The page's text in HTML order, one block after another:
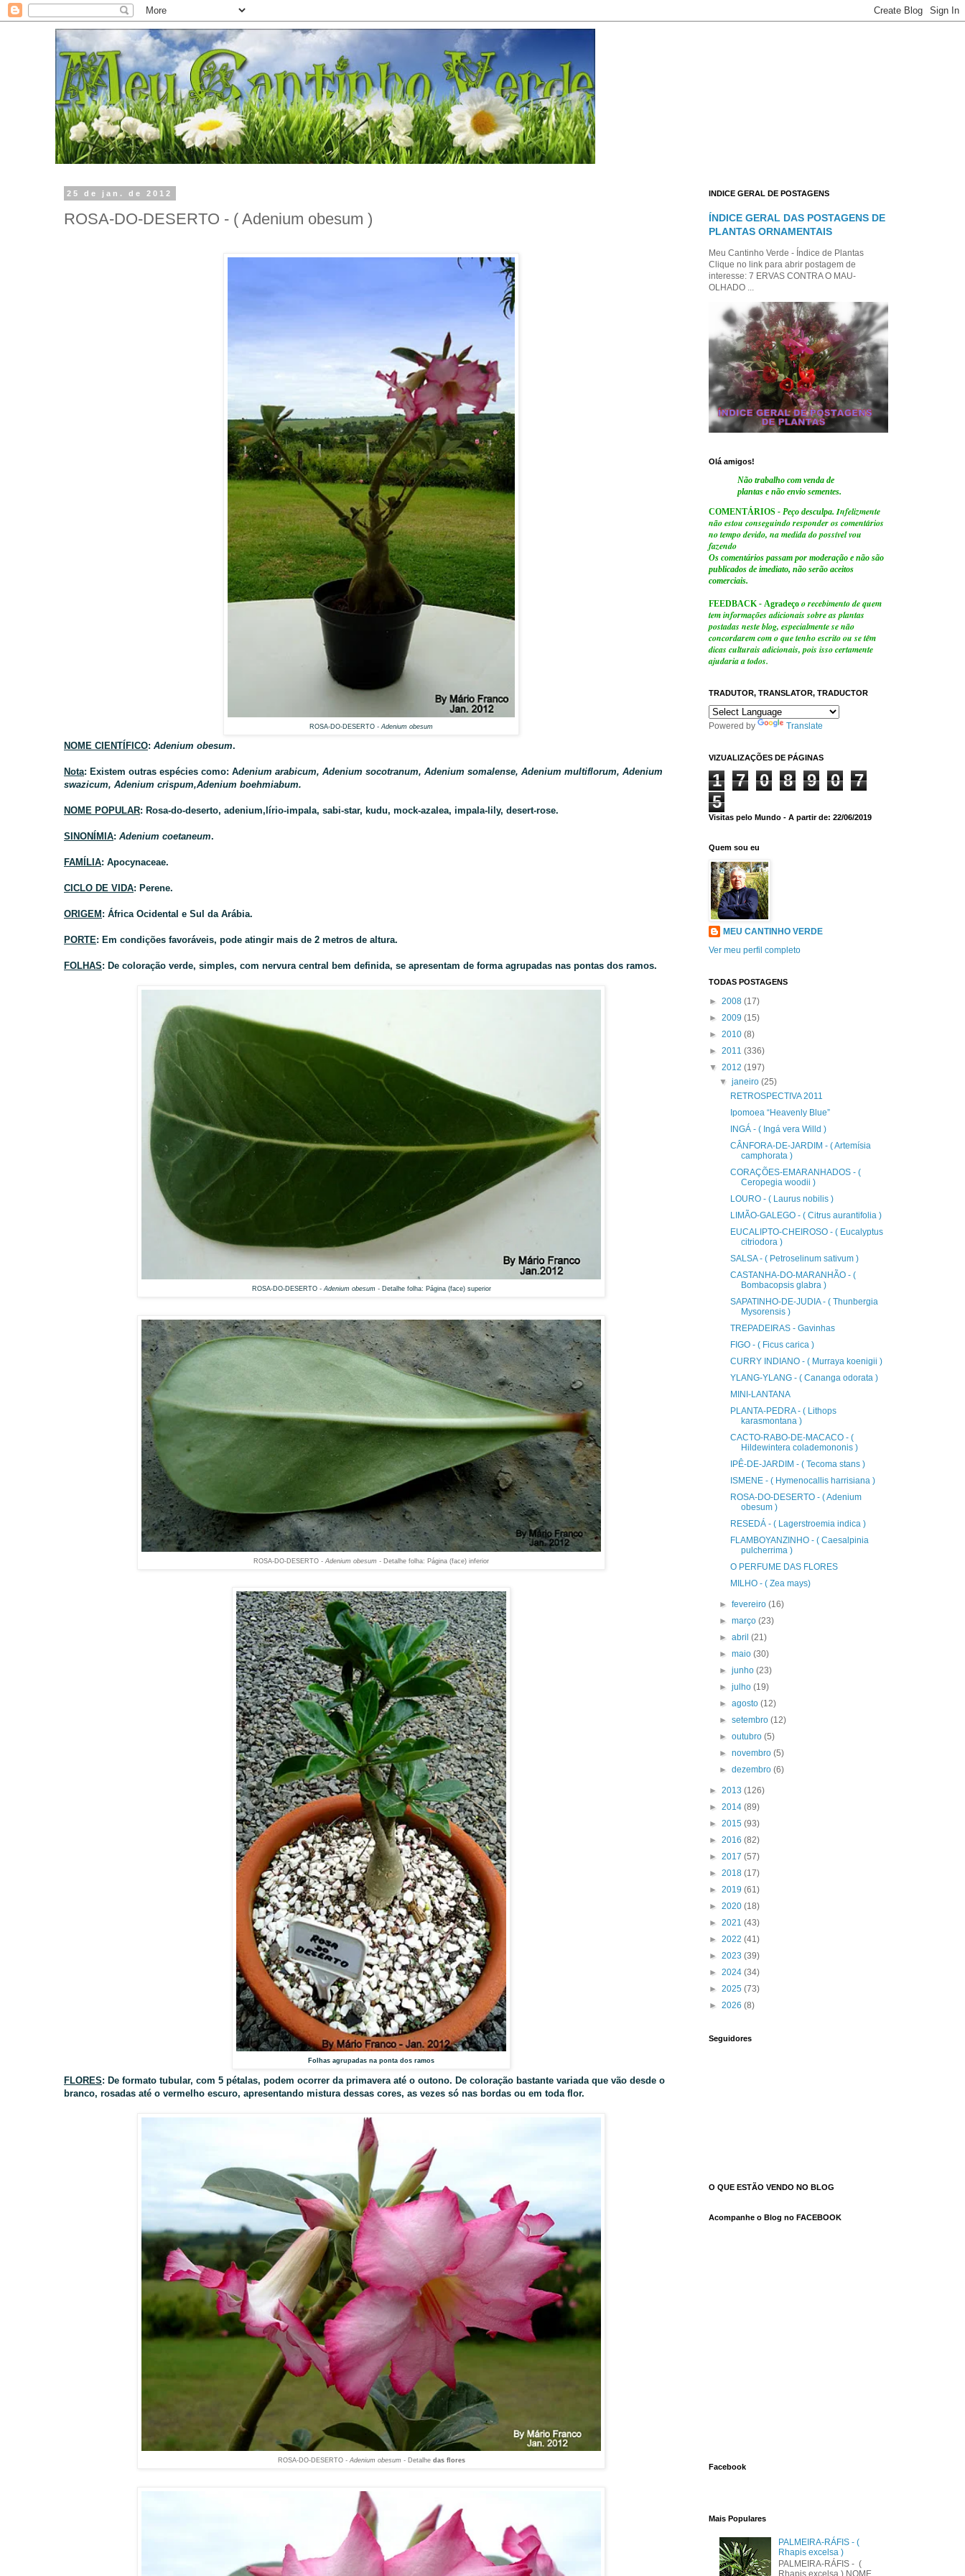
25 de jan. de 2012
ROSA-DO-DESERTO - ( Adenium obesum )
ROSA-DO-DESERTO - Adenium obesum
NOME CIENTÍFICO: Adenium obesum.
Nota: Existem outras espécies como: Adenium arabicum, Adenium socotranum, Adenium somalense, Adenium multiflorum, Adenium
swazicum, Adenium crispum,Adenium boehmiabum.
NOME POPULAR: Rosa-do-deserto, adenium,lírio-impala, sabi-star, kudu, mock-azalea, impala-lily, desert-rose.
SINONÍMIA: Adenium coetaneum.
FAMÍLIA: Apocynaceae.
CICLO DE VIDA: Perene.
ORIGEM : África Ocidental e Sul da Arábia.
PORTE: Em condições favoráveis, pode atingir mais de 2 metros de altura.
FOLHAS: De coloração verde, simples, com nervura central bem definida, se apresentam de forma agrupadas nas pontas dos ramos.
ROSA-DO-DESERTO- Adenium obesum - Detalhe folha: Página (face) superior
ROSA-DO-DESERTO - Adenium obesum - Detalhe folha: Página (face) inferior
Folhas agrupadas na ponta dos ramos
FLORES: De formato tubular, com 5 pétalas, podem ocorrer da primavera até o outono. De coloração bastante variada que vão desde o
branco, rosadas até o vermelho escuro, apresentando mistura dessas cores, as vezes só nas bordas ou em toda flor.
ROSA-DO-DESERTO- Adenium obesum - Detalhe das flores
INDICE GERAL DE POSTAGENS
ÍNDICE GERAL DAS POSTAGENS DE
PLANTAS ORNAMENTAIS
Meu Cantinho Verde - Índice de Plantas
Clique no link para abrir postagem de
interesse: 7 ERVAS CONTRA O MAU-
OLHADO ...
Olá amigos!
Não trabalho com venda de
plantas e não envio sementes.
COMENTÁRIOS - Peço desculpa.Infelizmente
não estou conseguindo responder os comentários
no tempo devido, na medida do possível vou
fazendo
Os comentários passam por moderação e não são
publicados de imediato, não serão aceitos
comerciais.
FEEDBACK- Agradeço o recebimento de quem
tem informações adicionais sobre as plantas
postadas neste blog, especialmente se não
concordarem com o que tenho escrito ou se têm
dicas culturais adicionais, pois isso certamente
ajudaria a todos.
TRADUTOR, TRANSLATOR, TRADUCTOR
Powered by Translate
VIZUALIZAÇÕES DE PÁGINAS
1 7 0 8 9 0
7
5
Visitas pelo Mundo - A partir de: 22/06/2019
Quem sou eu
MEU CANTINHO VERDE
Ver meu perfil completo
TODAS POSTAGENS
► 2008 (17)
► 2009 (15)
► 2010 (8)
► 2011 (336)
▼ 2012 (197)
▼janeiro(25)
RETROSPECTIVA 2011
Ipomoea “Heavenly Blue”
INGÁ - ( Ingá vera Willd )
CÂNFORA-DE-JARDIM - ( Artemísia
camphorata )
CORAÇÕES-EMARANHADOS - (
Ceropegia woodii )
LOURO - ( Laurus nobilis )
LIMÃO-GALEGO - ( Citrus aurantifolia )
EUCALIPTO-CHEIROSO - ( Eucalyptus
citriodora )
SALSA - ( Petroselinum sativum )
CASTANHA-DO-MARANHÃO - (
Bombacopsis glabra )
SAPATINHO-DE-JUDIA - ( Thunbergia
Mysorensis )
TREPADEIRAS - Gavinhas
FIGO - ( Ficus carica )
CURRY INDIANO - ( Murraya koenigii )
YLANG-YLANG - ( Cananga odorata )
MINI-LANTANA
PLANTA-PEDRA - ( Lithops
karasmontana )
CACTO-RABO-DE-MACACO - (
Hildewintera colademononis )
IPÊ-DE-JARDIM - ( Tecoma stans )
ISMENE - ( Hymenocallis harrisiana )
ROSA-DO-DESERTO - ( Adenium
obesum )
RESEDÁ - ( Lagerstroemia indica )
FLAMBOYANZINHO - ( Caesalpinia
pulcherrima )
O PERFUME DAS FLORES
MILHO - ( Zea mays)
►fevereiro(16)
►março(23)
►abril(21)
►maio(30)
►junho(23)
►julho(19)
►agosto(12)
►setembro(12)
►outubro(5)
►novembro(5)
►dezembro(6)
► 2013 (126)
► 2014 (89)
► 2015 (93)
► 2016 (82)
► 2017 (57)
► 2018 (17)
► 2019 (61)
► 2020 (18)
► 2021 (43)
► 2022 (41)
► 2023 (39)
► 2024 (34)
► 2025 (73)
► 2026 (8)
Seguidores
O QUE ESTÃO VENDO NO BLOG
Acompanhe o Blog no FACEBOOK
Facebook
Mais Populares
PALMEIRA-RÁFIS - (
Rhapis excelsa )
PALMEIRA-RÁFIS - (